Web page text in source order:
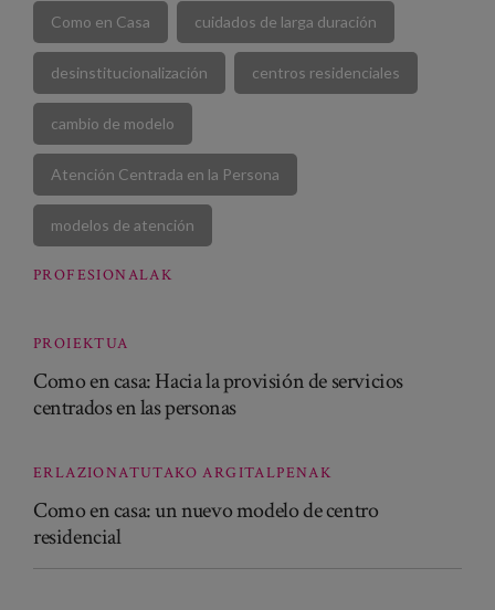
Como en Casa cuidados de larga duración
desinstitucionalización centros residenciales
cambio de modelo
Atención Centrada en la Persona
modelos de atención
PROFESIONALAK
PROIEKTUA
Como en casa: Hacia la provisión de servicios
centrados en las personas
ERLAZIONATUTAKO ARGITALPENAK
Como en casa: un nuevo modelo de centro
residencial